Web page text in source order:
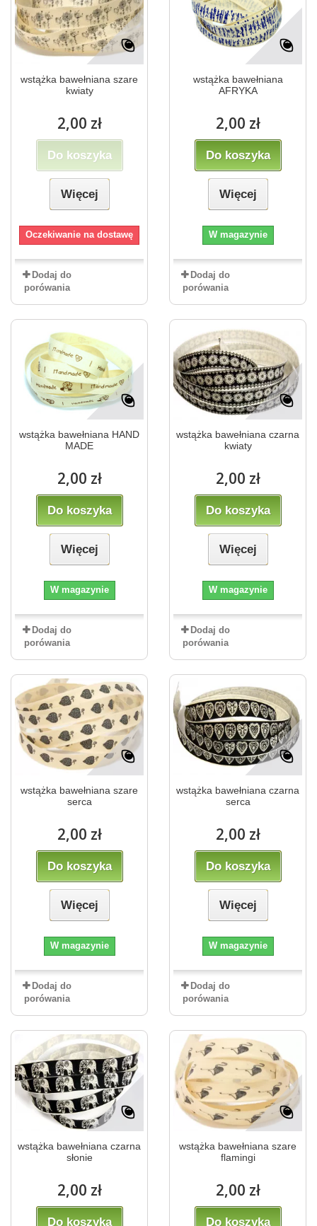
wstążka bawełniana szare
kwiaty
2,00 zł
Do koszyka
Więcej
Oczekiwanie na dostawę
Dodaj do
porówania
wstążka bawełniana
AFRYKA
2,00 zł
Do koszyka
Więcej
W magazynie
Dodaj do
porówania
wstążka bawełniana HAND
MADE
2,00 zł
Do koszyka
Więcej
W magazynie
Dodaj do
porówania
wstążka bawełniana czarna
kwiaty
2,00 zł
Do koszyka
Więcej
W magazynie
Dodaj do
porówania
wstążka bawełniana szare
serca
2,00 zł
Do koszyka
Więcej
W magazynie
Dodaj do
porówania
wstążka bawełniana czarna
serca
2,00 zł
Do koszyka
Więcej
W magazynie
Dodaj do
porówania
wstążka bawełniana czarna
słonie
2,00 zł
Do koszyka
wstążka bawełniana szare
flamingi
2,00 zł
Do koszyka